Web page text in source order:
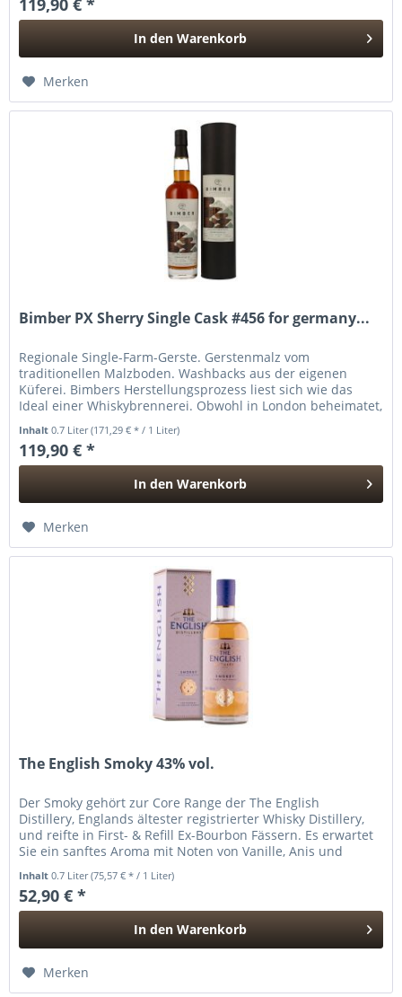
119,90 € *
In den Warenkorb
Merken
Bimber PX Sherry Single Cask #456 for germany...
Regionale Single-Farm-Gerste. Gerstenmalz vom
traditionellen Malzboden. Washbacks aus der eigenen
Küferei. Bimbers Herstellungsprozess liest sich wie das
Ideal einer Whiskybrennerei. Obwohl in London beheimatet,
Inhalt0.7 Liter(171,29 € * / 1 Liter)
119,90 € *
In den Warenkorb
Merken
The English Smoky 43% vol.
Der Smoky gehört zur Core Range der The English
Distillery, Englands ältester registrierter Whisky Distillery,
und reifte in First- & Refill Ex-Bourbon Fässern. Es erwartet
Sie ein sanftes Aroma mit Noten von Vanille, Anis und
Inhalt0.7 Liter(75,57 € * / 1 Liter)
52,90 € *
In den Warenkorb
Merken